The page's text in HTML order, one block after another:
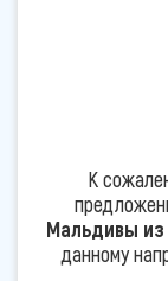
К
Мальдивы из
данному